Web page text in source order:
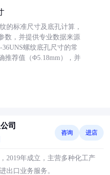
的标准尺寸及底孔计算，
数，并提供专业数据来源
36UNS螺纹底孔尺寸的常
推荐值（Φ5.18mm），并
司
咨询 进店
2019年成立，主营多种化工产
出口业务服务。